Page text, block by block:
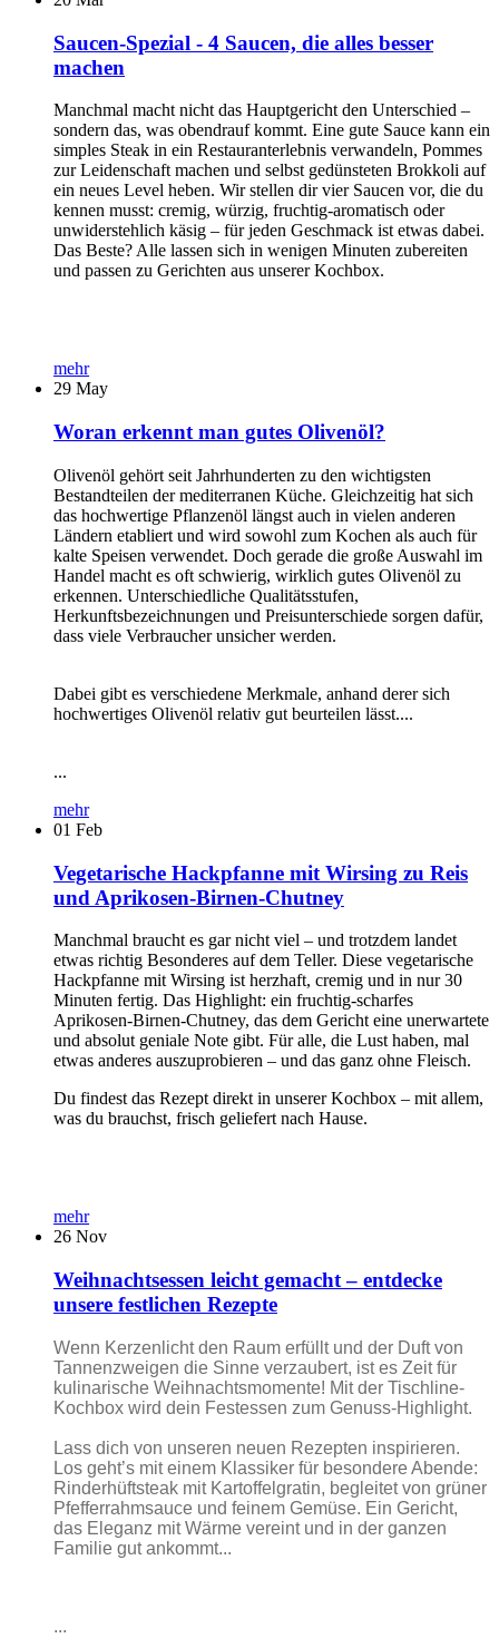
Saucen-Spezial - 4 Saucen, die alles besser
machen
Manchmal macht nicht das Hauptgericht den Unterschied –
sondern das, was obendrauf kommt. Eine gute Sauce kann ein
simples Steak in ein Restauranterlebnis verwandeln, Pommes
zur Leidenschaft machen und selbst gedünsteten Brokkoli auf
ein neues Level heben. Wir stellen dir vier Saucen vor, die du
kennen musst: cremig, würzig, fruchtig-aromatisch oder
unwiderstehlich käsig – für jeden Geschmack ist etwas dabei.
Das Beste? Alle lassen sich in wenigen Minuten zubereiten
und passen zu Gerichten aus unserer Kochbox.
mehr
29 May
Woran erkennt man gutes Olivenöl?
Olivenöl gehört seit Jahrhunderten zu den wichtigsten
Bestandteilen der mediterranen Küche. Gleichzeitig hat sich
das hochwertige Pflanzenöl längst auch in vielen anderen
Ländern etabliert und wird sowohl zum Kochen als auch für
kalte Speisen verwendet. Doch gerade die große Auswahl im
Handel macht es oft schwierig, wirklich gutes Olivenöl zu
erkennen. Unterschiedliche Qualitätsstufen,
Herkunftsbezeichnungen und Preisunterschiede sorgen dafür,
dass viele Verbraucher unsicher werden.
Dabei gibt es verschiedene Merkmale, anhand derer sich
hochwertiges Olivenöl relativ gut beurteilen lässt....
...
mehr
01 Feb
Vegetarische Hackpfanne mit Wirsing zu Reis
und Aprikosen-Birnen-Chutney
Manchmal braucht es gar nicht viel – und trotzdem landet
etwas richtig Besonderes auf dem Teller. Diese vegetarische
Hackpfanne mit Wirsing ist herzhaft, cremig und in nur 30
Minuten fertig. Das Highlight: ein fruchtig-scharfes
Aprikosen-Birnen-Chutney, das dem Gericht eine unerwartete
und absolut geniale Note gibt. Für alle, die Lust haben, mal
etwas anderes auszuprobieren – und das ganz ohne Fleisch.
Du findest das Rezept direkt in unserer Kochbox – mit allem,
was du brauchst, frisch geliefert nach Hause.
mehr
26 Nov
Weihnachtsessen leicht gemacht – entdecke
unsere festlichen Rezepte
Wenn Kerzenlicht den Raum erfüllt und der Duft von
Tannenzweigen die Sinne verzaubert, ist es Zeit für
kulinarische Weihnachtsmomente! Mit der Tischline-
Kochbox wird dein Festessen zum Genuss-Highlight.
Lass dich von unseren neuen Rezepten inspirieren.
Los geht’s mit einem Klassiker für besondere Abende:
Rinderhüftsteak mit Kartoffelgratin, begleitet von grüner
Pfefferrahmsauce und feinem Gemüse. Ein Gericht,
das Eleganz mit Wärme vereint und in der ganzen
Familie gut ankommt...
...